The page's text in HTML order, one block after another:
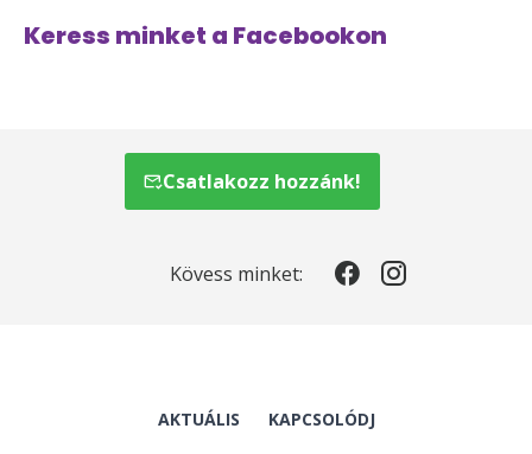
Keress minket a Facebookon
Csatlakozz hozzánk!
Kövess minket:
AKTUÁLIS KAPCSOLÓDJ